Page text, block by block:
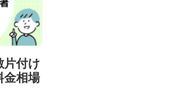
片付け
金相場